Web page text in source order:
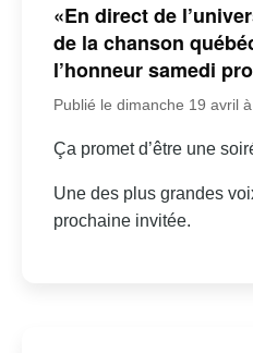
«En direct de
de la chanson
l’honneur samedi
Publié le dimanche 19 avril
Ça promet d’être une
Une des plus grandes
prochaine invitée.